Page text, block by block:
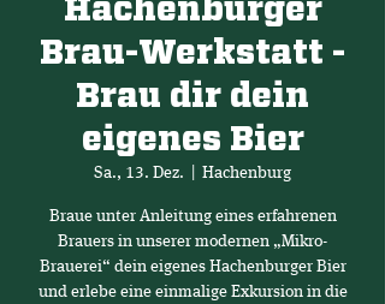
Hachenburger
Brau-Werkstatt -
Brau dir dein
eigenes Bier
Sa., 13. Dez. Hachenburg
Braue unter Anleitung eines erfahrenen
Brauers in unserer modernen „Mikro-
Brauerei“ dein eigenes Hachenburger Bier
und erlebe eine einmalige Exkursion in die